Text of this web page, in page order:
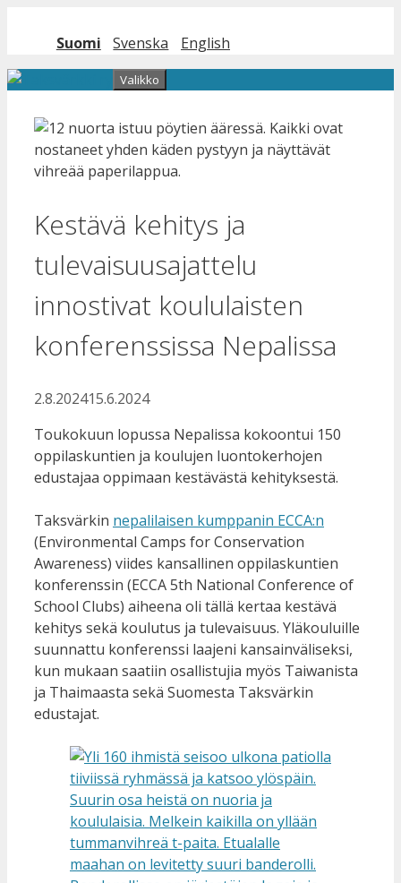
Suomi
Svenska English
Valikko
Kestävä kehitys ja
tulevaisuusajattelu
innostivat koululaisten
konferenssissa Nepalissa
2.8.202415.6.2024
Toukokuun lopussa Nepalissa kokoontui 150
oppilaskuntien ja koulujen luontokerhojen
edustajaa oppimaan kestävästä kehityksestä.
Taksvärkin nepalilaisen kumppanin ECCA:n
(Environmental Camps for Conservation
Awareness) viides kansallinen oppilaskuntien
konferenssin (ECCA 5th National Conference of
School Clubs) aiheena oli tällä kertaa kestävä
kehitys sekä koulutus ja tulevaisuus. Yläkouluille
suunnattu konferenssi laajeni kansainväliseksi,
kun mukaan saatiin osallistujia myös Taiwanista
ja Thaimaasta sekä Suomesta Taksvärkin
edustajat.